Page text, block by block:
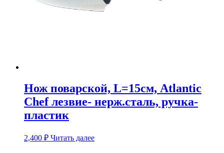
Нож поварской, L=15см, Atlantic
Chef лезвие- нерж.сталь, ручка-
пластик
2,400 ₽ Читать далее